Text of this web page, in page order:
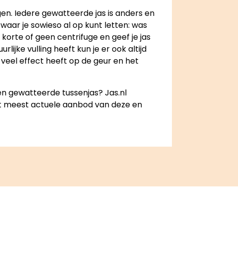
Iedere gewatteerde jas is anders en
je sowieso al op kunt letten: was
of geen centrifuge en geef je jas
vulling heeft kun je er ook altijd
effect heeft op de geur en het
gewatteerde tussenjas? Jas.nl
actuele aanbod van deze en